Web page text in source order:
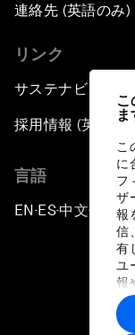
ま
こ
に
フ
ザ
報
信
有
ユ
報
に
ト
連絡先 (英語のみ)
リンク
サステナビリティ
採用情報 (英語の
言語
EN ▪ES▪中文▪ 日本語
プラ